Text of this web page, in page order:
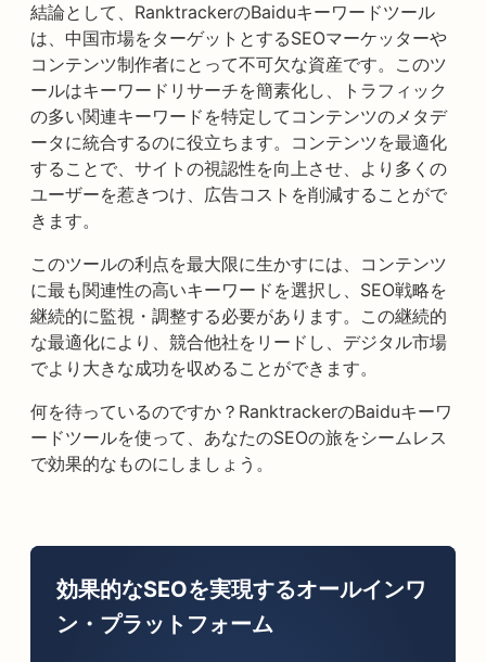
結論として、RanktrackerのBaiduキーワードツール
は、中国市場をターゲットとするSEOマーケッターや
コンテンツ制作者にとって不可欠な資産です。このツ
ールはキーワードリサーチを簡素化し、トラフィック
の多い関連キーワードを特定してコンテンツのメタデ
ータに統合するのに役立ちます。コンテンツを最適化
することで、サイトの視認性を向上させ、より多くの
ユーザーを惹きつけ、広告コストを削減することがで
きます。
このツールの利点を最大限に生かすには、コンテンツ
に最も関連性の高いキーワードを選択し、SEO戦略を
継続的に監視・調整する必要があります。この継続的
な最適化により、競合他社をリードし、デジタル市場
でより大きな成功を収めることができます。
何を待っているのですか？RanktrackerのBaiduキーワ
ードツールを使って、あなたのSEOの旅をシームレス
で効果的なものにしましょう。
効果的なSEOを実現するオールインワ
ン・プラットフォーム